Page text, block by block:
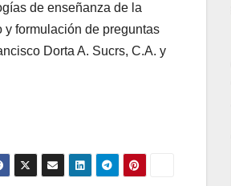
de enseñanza de la
formulación de preguntas
Dorta A. Sucrs, C.A. y